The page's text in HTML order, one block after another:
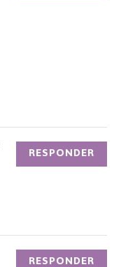
RESPONDER
RESPONDER